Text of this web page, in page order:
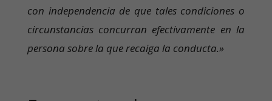
con independencia de que tales condiciones o
circunstancias concurran efectivamente en la
persona sobre la que recaiga la conducta.»